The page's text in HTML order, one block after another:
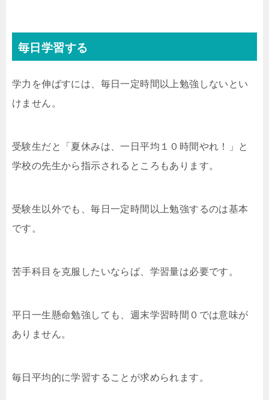
毎日学習する
学力を伸ばすには、毎日一定時間以上勉強しないとい
けません。
受験生だと「夏休みは、一日平均１０時間やれ！」と
学校の先生から指示されるところもあります。
受験生以外でも、毎日一定時間以上勉強するのは基本
です。
苦手科目を克服したいならば、学習量は必要です。
平日一生懸命勉強しても、週末学習時間０では意味が
ありません。
毎日平均的に学習することが求められます。